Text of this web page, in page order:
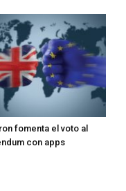
fomenta el voto al
con apps